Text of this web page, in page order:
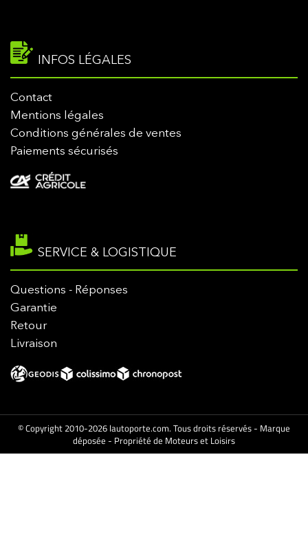
INFOS LÉGALES
Contact
Mentions légales
Conditions générales de ventes
Paiements sécurisés
SERVICE & LOGISTIQUE
Questions - Réponses
Garantie
Retour
Livraison
© Copyright 2010-2026 lautoporte.com. Tous droits réservés - Marque
déposée - Propriété de Moteurs et Loisirs